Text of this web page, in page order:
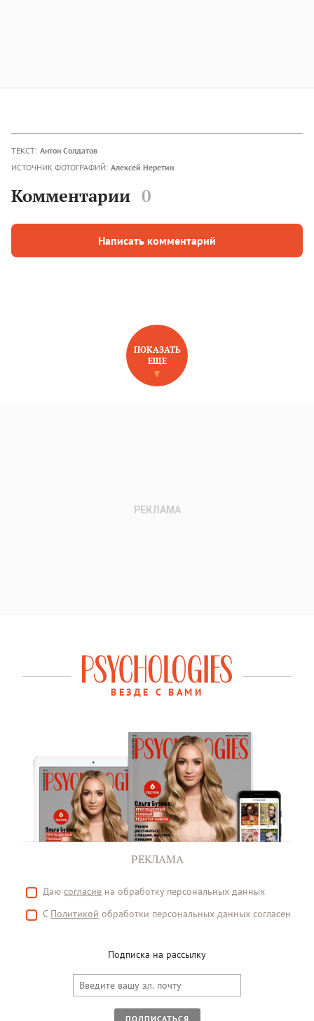
ТЕКСТ: Антон Солдатов
ИСТОЧНИК ФОТОГРАФИЙ: Алексей Неретин
Комментарии 0
Написать комментарий
НОВОЕ НА САЙТЕ
ПОКАЗАТЬ
ЕЩЕ
ВЕЗДЕ С ВАМИ
РЕКЛАМА
Даю согласие на обработку персональных данных
С Политикой обработки персональных данных согласен
Подписка на рассылку
ПОДПИСАТЬСЯ